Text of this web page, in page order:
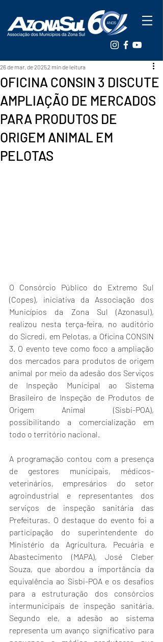
OFICINA CONSIN 3 DISCUTE
AMPLIAÇÃO DE MERCADOS
PARA PRODUTOS DE
ORIGEM ANIMAL EM
PELOTAS
26 de mar. de 20252 min de leitura
O Consórcio Público do Extremo Sul
(Copes), iniciativa da Associação dos
Municípios da Zona Sul (Azonasul),
realizou nesta terça-feira, no auditório
do Sicredi, em Pelotas, a Oficina CONSIN
3. O evento teve como foco a ampliação
dos mercados para produtos de origem
animal por meio da adesão dos Serviços
de Inspeção Municipal ao Sistema
Brasileiro de Inspeção de Produtos de
Origem Animal (Sisbi-POA),
possibilitando a comercialização em
todo o território nacional.
A programação contou com a presença
de gestores municipais, médicos-
veterinários, empresários do setor
agroindustrial e representantes dos
serviços de inspeção sanitária das
Prefeituras. O destaque do evento foi a
participação do superintendente do
Ministério da Agricultura, Pecuária e
Abastecimento (MAPA), José Cleber
Souza, que abordou a importância da
equivalência ao Sisbi-POA e os desafios
para a estruturação dos consórcios
intermunicipais de inspeção sanitária.
Segundo ele, a adesão ao sistema
representa um avanço significativo para